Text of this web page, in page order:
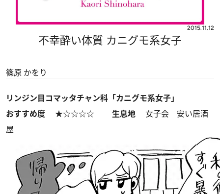
2015.11.12
不幸酔い体質 カニグモ系女子
篠原 かをり
リンジン目コマッタチャン科「カニグモ系女子」
おすすめ度 ★☆☆☆☆ 生息地 女子会 安い居酒
屋